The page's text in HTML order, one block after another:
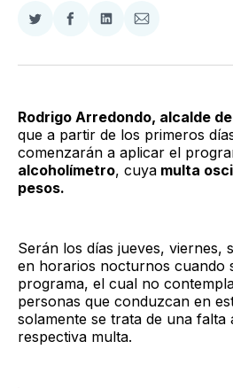
Compartir
Twitter
Compartir
Facebook
Compartir
LinkedIn
Compartir
Email
Rodrigo Arredondo, alcalde
que a partir de los primeros
comenzarán a aplicar el
alcoholímetro, cuya multa
pesos.
Serán los días jueves, viernes,
en horarios nocturnos cuando
programa, el cual no
personas que conduzcan en
solamente se trata de una falta
respectiva multa.